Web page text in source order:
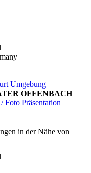
Umgebung
OFFENBACH
Foto Präsentation
in der Nähe von